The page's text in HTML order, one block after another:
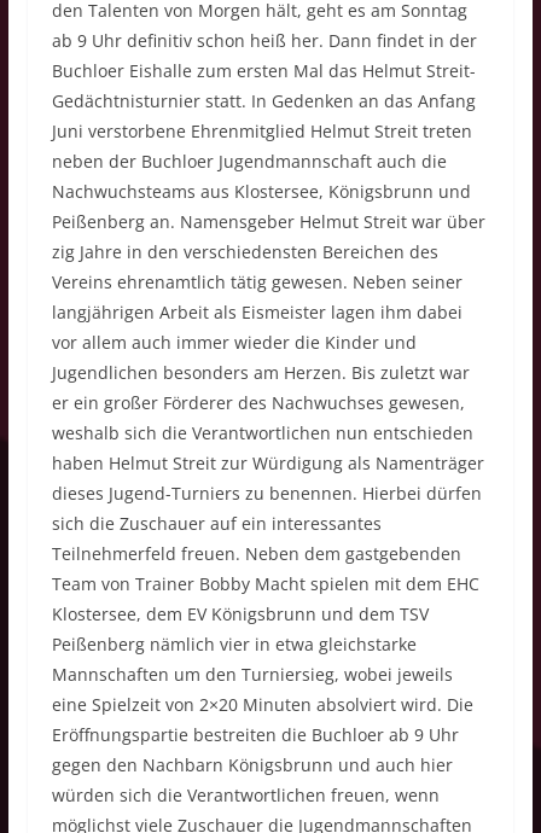
den Talenten von Morgen hält, geht es am Sonntag
ab 9 Uhr definitiv schon heiß her. Dann findet in der
Buchloer Eishalle zum ersten Mal das Helmut Streit-
Gedächtnisturnier statt. In Gedenken an das Anfang
Juni verstorbene Ehrenmitglied Helmut Streit treten
neben der Buchloer Jugendmannschaft auch die
Nachwuchsteams aus Klostersee, Königsbrunn und
Peißenberg an. Namensgeber Helmut Streit war über
zig Jahre in den verschiedensten Bereichen des
Vereins ehrenamtlich tätig gewesen. Neben seiner
langjährigen Arbeit als Eismeister lagen ihm dabei
vor allem auch immer wieder die Kinder und
Jugendlichen besonders am Herzen. Bis zuletzt war
er ein großer Förderer des Nachwuchses gewesen,
weshalb sich die Verantwortlichen nun entschieden
haben Helmut Streit zur Würdigung als Namenträger
dieses Jugend-Turniers zu benennen. Hierbei dürfen
sich die Zuschauer auf ein interessantes
Teilnehmerfeld freuen. Neben dem gastgebenden
Team von Trainer Bobby Macht spielen mit dem EHC
Klostersee, dem EV Königsbrunn und dem TSV
Peißenberg nämlich vier in etwa gleichstarke
Mannschaften um den Turniersieg, wobei jeweils
eine Spielzeit von 2×20 Minuten absolviert wird. Die
Eröffnungspartie bestreiten die Buchloer ab 9 Uhr
gegen den Nachbarn Königsbrunn und auch hier
würden sich die Verantwortlichen freuen, wenn
möglichst viele Zuschauer die Jugendmannschaften